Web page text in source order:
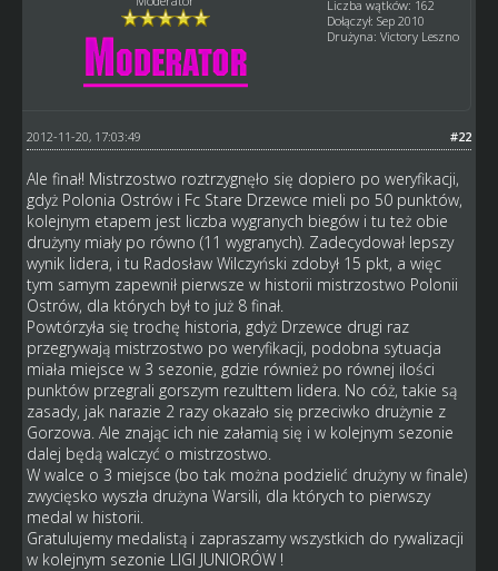
Liczba wątków: 162
Dołączył: Sep 2010
Drużyna: Victory Leszno
#22
2012-11-20, 17:03:49
Ale finał! Mistrzostwo roztrzygnęło się dopiero po weryfikacji,
gdyż Polonia Ostrów i Fc Stare Drzewce mieli po 50 punktów,
kolejnym etapem jest liczba wygranych biegów i tu też obie
drużyny miały po równo (11 wygranych). Zadecydował lepszy
wynik lidera, i tu Radosław Wilczyński zdobył 15 pkt, a więc
tym samym zapewnił pierwsze w historii mistrzostwo Polonii
Ostrów, dla których był to już 8 finał.
Powtórzyła się trochę historia, gdyż Drzewce drugi raz
przegrywają mistrzostwo po weryfikacji, podobna sytuacja
miała miejsce w 3 sezonie, gdzie również po równej ilości
punktów przegrali gorszym rezulttem lidera. No cóż, takie są
zasady, jak narazie 2 razy okazało się przeciwko drużynie z
Gorzowa. Ale znając ich nie załamią się i w kolejnym sezonie
dalej będą walczyć o mistrzostwo.
W walce o 3 miejsce (bo tak można podzielić drużyny w finale)
zwycięsko wyszła drużyna Warsili, dla których to pierwszy
medal w historii.
Gratulujemy medalistą i zapraszamy wszystkich do rywalizacji
w kolejnym sezonie LIGI JUNIORÓW !